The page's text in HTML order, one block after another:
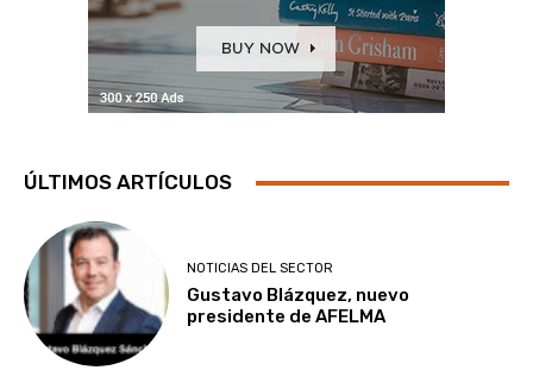
ÚLTIMOS ARTÍCULOS
NOTICIAS DEL SECTOR
Gustavo Blázquez, nuevo
presidente de AFELMA